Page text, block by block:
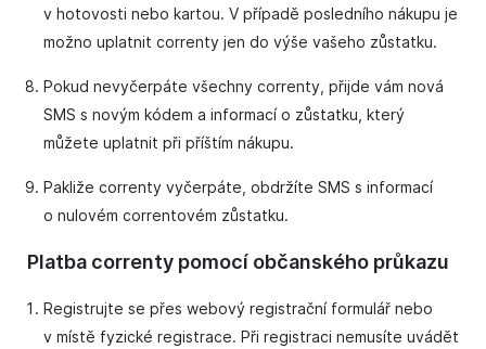
v hotovosti nebo kartou. V případě posledního nákupu je
možno uplatnit correnty jen do výše vašeho zůstatku.
Pokud nevyčerpáte všechny correnty, přijde vám nová
SMS s novým kódem a informací o zůstatku, který
můžete uplatnit při příštím nákupu.
Pakliže correnty vyčerpáte, obdržíte SMS s informací
o nulovém correntovém zůstatku.
Platba correnty pomocí občanského průkazu
Registrujte se přes webový registrační formulář nebo
v místě fyzické registrace. Při registraci nemusíte uvádět